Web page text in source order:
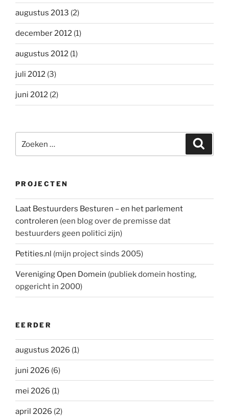
augustus 2013 (2)
december 2012 (1)
augustus 2012 (1)
juli 2012 (3)
juni 2012 (2)
naar:
PROJECTEN
Laat Bestuurders Besturen – en het parlement
controleren (een blog over de premisse dat
bestuurders geen politici zijn)
Petities.nl (mijn project sinds 2005)
Vereniging Open Domein (publiek domein hosting,
opgericht in 2000)
EERDER
augustus 2026 (1)
juni 2026 (6)
mei 2026 (1)
april 2026 (2)